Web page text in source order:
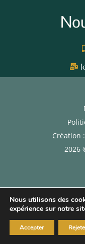
Création
2026
Nous utilisons des
expérience sur notre
Accepter